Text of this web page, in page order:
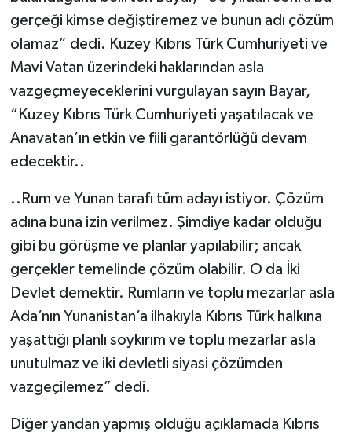
gerçeği kimse değiştiremez ve bunun adı çözüm
olamaz” dedi. Kuzey Kıbrıs Türk Cumhuriyeti ve
Mavi Vatan üzerindeki haklarından asla
vazgeçmeyeceklerini vurgulayan sayın Bayar,
“Kuzey Kıbrıs Türk Cumhuriyeti yaşatılacak ve
Anavatan’ın etkin ve fiili garantörlüğü devam
edecektir..
..Rum ve Yunan tarafı tüm adayı istiyor. Çözüm
adına buna izin verilmez. Şimdiye kadar olduğu
gibi bu görüşme ve planlar yapılabilir; ancak
gerçekler temelinde çözüm olabilir. O da İki
Devlet demektir. Rumların ve toplu mezarlar asla
Ada’nın Yunanistan’a ilhakıyla Kıbrıs Türk halkına
yaşattığı planlı soykırım ve toplu mezarlar asla
unutulmaz ve iki devletli siyasi çözümden
vazgeçilemez” dedi.
Diğer yandan yapmış olduğu açıklamada Kıbrıs